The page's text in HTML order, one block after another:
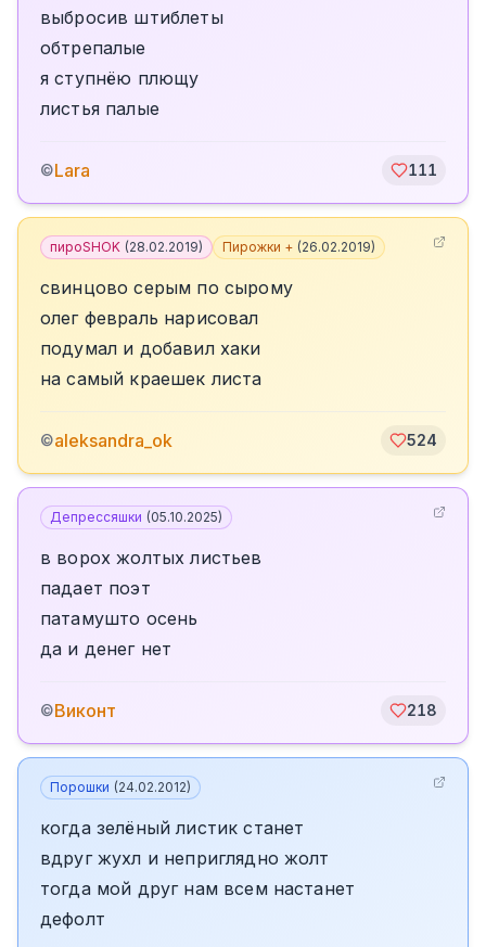
выбросив штиблеты
обтрепалые
я ступнёю плющу
листья палые
©Lara 111
пироSHOK (28.02.2019) Пирожки + (26.02.2019)
свинцово серым по сырому
олег февраль нарисовал
подумал и добавил хаки
на самый краешек листа
©aleksandra_ok 524
Депрессяшки (05.10.2025)
в ворох жолтых листьев
падает поэт
патамушто осень
да и денег нет
©Виконт 218
Порошки (24.02.2012)
когда зелёный листик станет
вдруг жухл и неприглядно жолт
тогда мой друг нам всем настанет
дефолт